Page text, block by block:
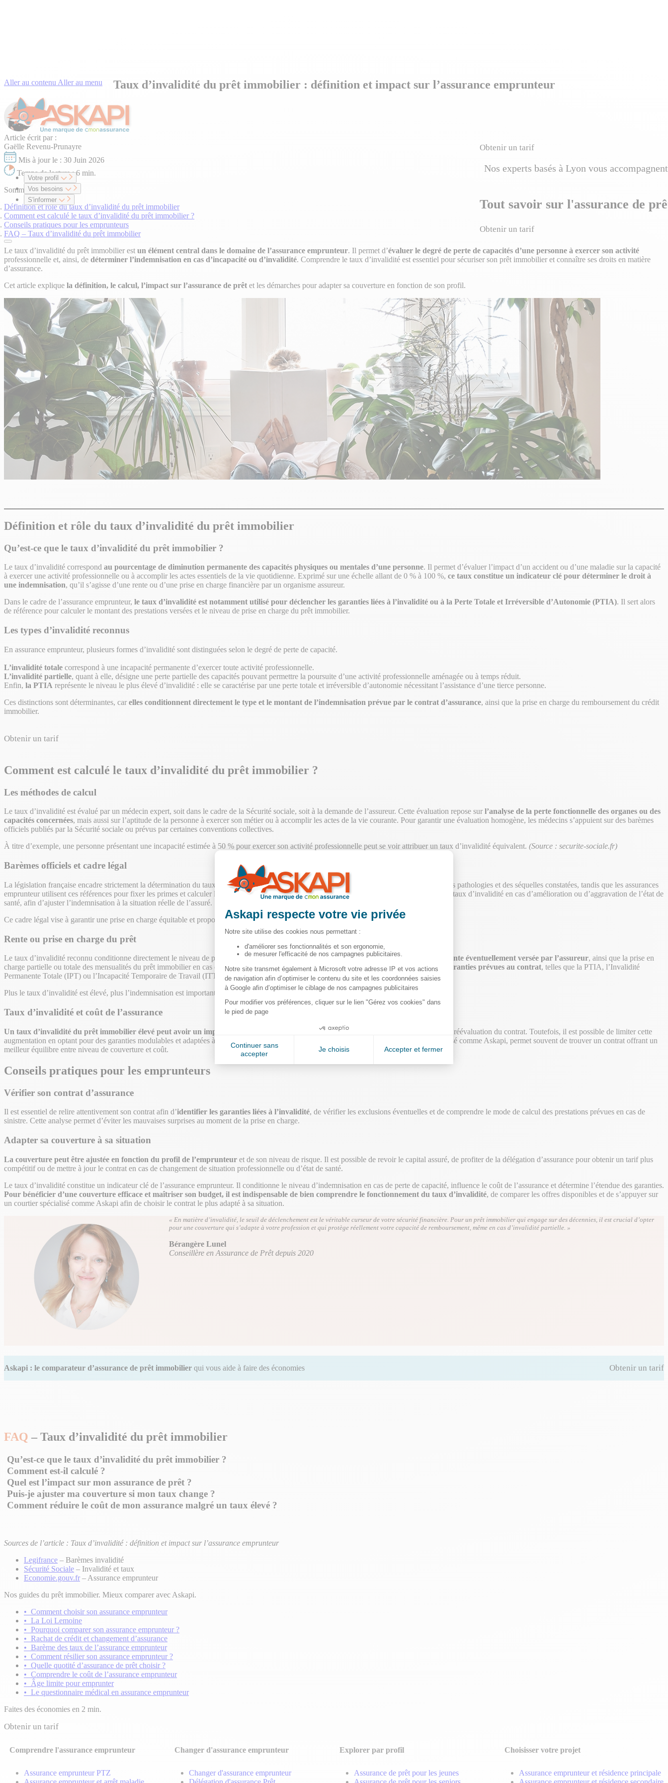
Aller au contenu Aller au menu
Votre profil
Vos besoins
S'informer
Obtenir un tarif
Nos experts basés à Lyon vous accompagnent
Tout savoir sur l'assurance de
Obtenir un tarif
Taux d’invalidité du prêt immobilier : définition et impact sur l’assurance emprunteur
Article écrit par :
Gaëlle Revenu-Prunayre
Mis à jour le : 30 Juin 2026
Temps de lecture :6 min.
Sommaire
Définition et rôle du taux d’invalidité du prêt immobilier
Comment est calculé le taux d’invalidité du prêt immobilier ?
Conseils pratiques pour les emprunteurs
FAQ – Taux d’invalidité du prêt immobilier
Le taux d’invalidité du prêt immobilier est un élément central dans le domaine de l’assurance emprunteur. Il permet d’évaluer le degré de perte de capacités d’une personne à exercer son activité
professionnelle et, ainsi, de déterminer l’indemnisation en cas d’incapacité ou d’invalidité. Comprendre le taux d’invalidité est essentiel pour sécuriser son prêt immobilier et connaître ses droits en matière
d’assurance.
Cet article explique la définition, le calcul, l’impact sur l’assurance de prêt et les démarches pour adapter sa couverture en fonction de son profil.
Définition et rôle du taux d’invalidité du prêt immobilier
Qu’est-ce que le taux d’invalidité du prêt immobilier ?
Le taux d’invalidité correspond au pourcentage de diminution permanente des capacités physiques ou mentales d’une personne. Il permet d’évaluer l’impact d’un accident ou d’une maladie sur la capacité
à exercer une activité professionnelle ou à accomplir les actes essentiels de la vie quotidienne. Exprimé sur une échelle allant de 0 % à 100 %, ce taux constitue un indicateur clé pour déterminer le droit à
une indemnisation, qu’il s’agisse d’une rente ou d’une prise en charge financière par un organisme assureur.
Dans le cadre de l’assurance emprunteur, le taux d’invalidité est notamment utilisé pour déclencher les garanties liées à l’invalidité ou à la Perte Totale et Irréversible d’Autonomie (PTIA). Il sert alors
de référence pour calculer le montant des prestations versées et le niveau de prise en charge du prêt immobilier.
Les types d’invalidité reconnus
En assurance emprunteur, plusieurs formes d’invalidité sont distinguées selon le degré de perte de capacité.
L’invalidité totale correspond à une incapacité permanente d’exercer toute activité professionnelle.
L’invalidité partielle, quant à elle, désigne une perte partielle des capacités pouvant permettre la poursuite d’une activité professionnelle aménagée ou à temps réduit.
Enfin, la PTIA représente le niveau le plus élevé d’invalidité : elle se caractérise par une perte totale et irréversible d’autonomie nécessitant l’assistance d’une tierce personne.
Ces distinctions sont déterminantes, car elles conditionnent directement le type et le montant de l’indemnisation prévue par le contrat d’assurance, ainsi que la prise en charge du remboursement du crédit
immobilier.
Obtenir un tarif
Comment est calculé le taux d’invalidité du prêt immobilier ?
Les méthodes de calcul
Le taux d’invalidité est évalué par un médecin expert, soit dans le cadre de la Sécurité sociale, soit à la demande de l’assureur. Cette évaluation repose sur l’analyse de la perte fonctionnelle des organes ou des
capacités concernées, mais aussi sur l’aptitude de la personne à exercer son métier ou à accomplir les actes de la vie courante. Pour garantir une évaluation homogène, les médecins s’appuient sur des barèmes
officiels publiés par la Sécurité sociale ou prévus par certaines conventions collectives.
À titre d’exemple, une personne présentant une incapacité estimée à 50 % pour exercer son activité professionnelle peut se voir attribuer un taux d’invalidité équivalent. (Source : securite-sociale.fr)
Barèmes officiels et cadre légal
La législation française encadre strictement la détermination du taux d’invalidité. La Sécurité sociale définit des taux d’incapacité en fonction des pathologies et des séquelles constatées, tandis que les assurances
emprunteur utilisent ces références pour fixer les primes et calculer les prestations versées. La loi prévoit également la possibilité de réévaluer le taux d’invalidité en cas d’amélioration ou d’aggravation de l’état de
santé, afin d’ajuster l’indemnisation à la situation réelle de l’assuré.
Ce cadre légal vise à garantir une prise en charge équitable et proportionnée au préjudice subi.
Rente ou prise en charge du prêt
Le taux d’invalidité reconnu conditionne directement le niveau de protection offert par l’assurance emprunteur. Il déterminele montant de la rente éventuellement versée par l’assureur, ainsi que la prise en
charge partielle ou totale des mensualités du prêt immobilier en cas d’incapacité de paiement. Il permet également dedéfinir l’activation des garanties prévues au contrat, telles que la PTIA, l’Invalidité
Permanente Totale (IPT) ou l’Incapacité Temporaire de Travail (ITT).
Plus le taux d’invalidité est élevé, plus l’indemnisation est importante, ce qui contribue à sécuriser le remboursement du crédit immobilier.
Taux d’invalidité et coût de l’assurance
Un taux d’invalidité du prêt immobilier élevé peut avoir un impact sur le coût de l’assurance
, notamment lors de la souscription ou d’une réévaluation du contrat. Toutefois, il est possible de limiter cette
augmentation en optant pour des garanties modulables et adaptées à son profil.
, notamment via un courtier spécialisé comme Askapi, permet souvent de trouver un contrat offrant un
meilleur équilibre entre niveau de couverture et coût.
Conseils pratiques pour les emprunteurs
Vérifier son contrat d’assurance
Il est essentiel de relire attentivement son contrat afin d’identifier les garanties liées à l’invalidité, de vérifier les exclusions éventuelles et de comprendre le mode de calcul des prestations prévues en cas de
sinistre. Cette analyse permet d’éviter les mauvaises surprises au moment de la prise en charge.
Adapter sa couverture à sa situation
La couverture peut être ajustée en fonction du profil de l’emprunteur et de son niveau de risque. Il est possible de revoir le capital assuré, de profiter de la délégation d’assurance pour obtenir un tarif plus
compétitif ou de mettre à jour le contrat en cas de changement de situation professionnelle ou d’état de santé.
Le taux d’invalidité constitue un indicateur clé de l’assurance emprunteur. Il conditionne le niveau d’indemnisation en cas de perte de capacité, influence le coût de l’assurance et détermine l’étendue des garanties.
Pour bénéficier d’une couverture efficace et maîtriser son budget, il est indispensable de bien comprendre le fonctionnement du taux d’invalidité, de comparer les offres disponibles et de s’appuyer sur
un courtier spécialisé comme Askapi afin de choisir le contrat le plus adapté à sa situation.
« En matière d’invalidité, le seuil de déclenchement est le véritable curseur de votre sécurité financière. Pour un prêt immobilier qui engage sur des décennies, il est crucial d’opter
pour une couverture qui s’adapte à votre profession et qui protège réellement votre capacité de remboursement, même en cas d’invalidité partielle. »
Bérangère Lunel
Conseillère en Assurance de Prêt depuis 2020
Askapi : le comparateur d’assurance de prêt immobilier qui vous aide à faire des économies Obtenir un tarif
FAQ – Taux d’invalidité du prêt immobilier
Qu’est-ce que le taux d’invalidité du prêt immobilier ?
Comment est-il calculé ?
Quel est l’impact sur mon assurance de prêt ?
Puis-je ajuster ma couverture si mon taux change ?
Comment réduire le coût de mon assurance malgré un taux élevé ?
Sources de l’article : Taux d’invalidité : définition et impact sur l’assurance emprunteur
Legifrance – Barèmes invalidité
Sécurité Sociale – Invalidité et taux
Economie.gouv.fr – Assurance emprunteur
Nos guides du prêt immobilier. Mieux comparer avec Askapi.
• Comment choisir son assurance emprunteur
• La Loi Lemoine
• Pourquoi comparer son assurance emprunteur ?
• Rachat de crédit et changement d’assurance
• Barème des taux de l’assurance emprunteur
• Comment résilier son assurance emprunteur ?
• Quelle quotité d’assurance de prêt choisir ?
• Comprendre le coût de l’assurance emprunteur
• Âge limite pour emprunter
• Le questionnaire médical en assurance emprunteur
Faites des économies en 2 min.
Obtenir un tarif
Comprendre l'assurance emprunteur
Assurance emprunteur PTZ
Changer d'assurance emprunteur
Changer d'assurance emprunteur
Explorer par profil
Assurance de prêt pour les jeunes
Choisisser votre projet
Assurance emprunteur et résidence principale